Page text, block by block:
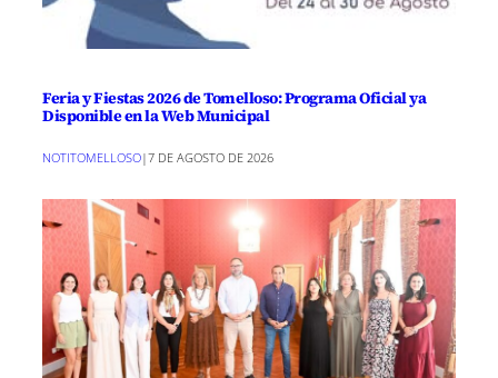
Feria y Fiestas 2026 de Tomelloso: Programa Oficial ya
Disponible en la Web Municipal
NOTITOMELLOSO|7 DE AGOSTO DE 2026